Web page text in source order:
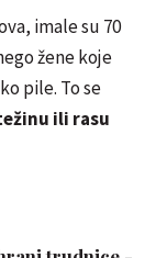
imale su 70
žene koje
pile. To se
ili rasu